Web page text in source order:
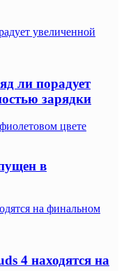
увеличенной
ли порадует
зарядки
цвете
в
на финальном
4 находятся на